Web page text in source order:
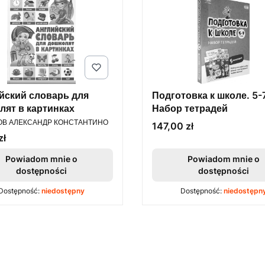
словарь для
в картинках
АЛЕКСАНДР КОНСТАНТИНО
Powiadom mnie o
dostępności
niedostępny
Подготовка к школе. 5-
Набор тетрадей
Cena
147,00 zł
Powiadom mnie o
dostępności
Dostępność: